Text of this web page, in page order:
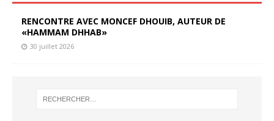
RENCONTRE AVEC MONCEF DHOUIB, AUTEUR DE
«HAMMAM DHHAB»
30 juillet 2026